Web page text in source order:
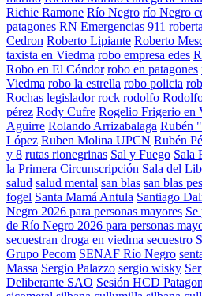
Richie Ramone Río Negro río Negro
patagones RN Emergencias 911
Cedron Roberto Lipiante Roberto
taxista en Viedma robo empresa edes
Robo en El Cóndor robo en patagones
Viedma robo la estrella robo policia
Rochas legislador rock rodolfo
pérez Rody Cufre Rogelio Frigerio en
Aguirre Rolando Arrizabalaga Rubén
López Ruben Molina UPCN Rubén
y 8 rutas rionegrinas Sal y Fuego Sala
la Primera Circunscripción Sala del
salud salud mental san blas san blas
fogel Santa Mamá Antula Santiago
Negro 2026 para personas mayores Se
de Río Negro 2026 para personas
secuestran droga en viedma secuestro
Grupo Pecom SENAF Río Negro
Massa Sergio Palazzo sergio wisky
Deliberante SAO Sesión HCD